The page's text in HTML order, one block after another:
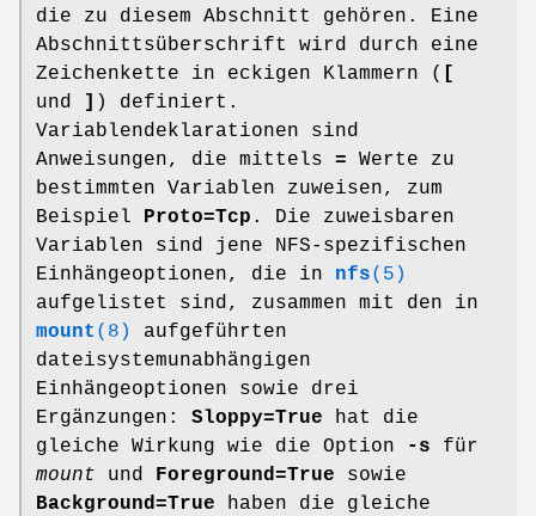
die zu diesem Abschnitt gehören. Eine
Abschnittsüberschrift wird durch eine
Zeichenkette in eckigen Klammern ( [
und
] ) definiert.
Variablendeklarationen sind
Anweisungen, die mittels = Werte zu
bestimmten Variablen zuweisen, zum
Beispiel
Proto=Tcp . Die zuweisbaren
Variablen sind jene NFS-spezifischen
Einhängeoptionen, die in nfs(5)
aufgelistet sind, zusammen mit den in
mount (8)
aufgeführten
dateisystemunabhängigen
Einhängeoptionen sowie drei
Ergänzungen: Sloppy=True hat die
gleiche Wirkung wie die Option
-s für
mount und Foreground=True sowie
Background=True haben die gleiche